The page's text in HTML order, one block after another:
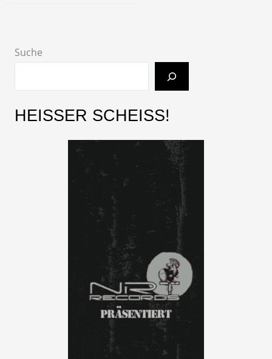
Suche
HEISSER SCHEISS!